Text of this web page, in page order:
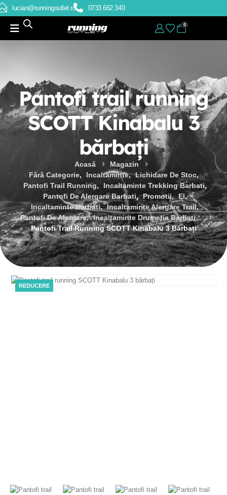
lucian@runningoutlet.ro 0733 662 340
0
Pantofi trail running
SCOTT Kinabalu 3
bărbați
Acasă
Magazin
Fără Categorie, Incaltaminte, Lichidare De Stoc,
Pantofi Trail Running, Incaltaminte Trekking Barbati,
Pantofi De Alergare Barbati, Promotii, El,
Incaltaminte Barbati, Incaltaminte Alergare Trail,
Pantofi De Alergare, Incaltaminte Drumetie Barbati
Pantofi Trail Running SCOTT Kinabalu 3 Bărbați
REDUCERE